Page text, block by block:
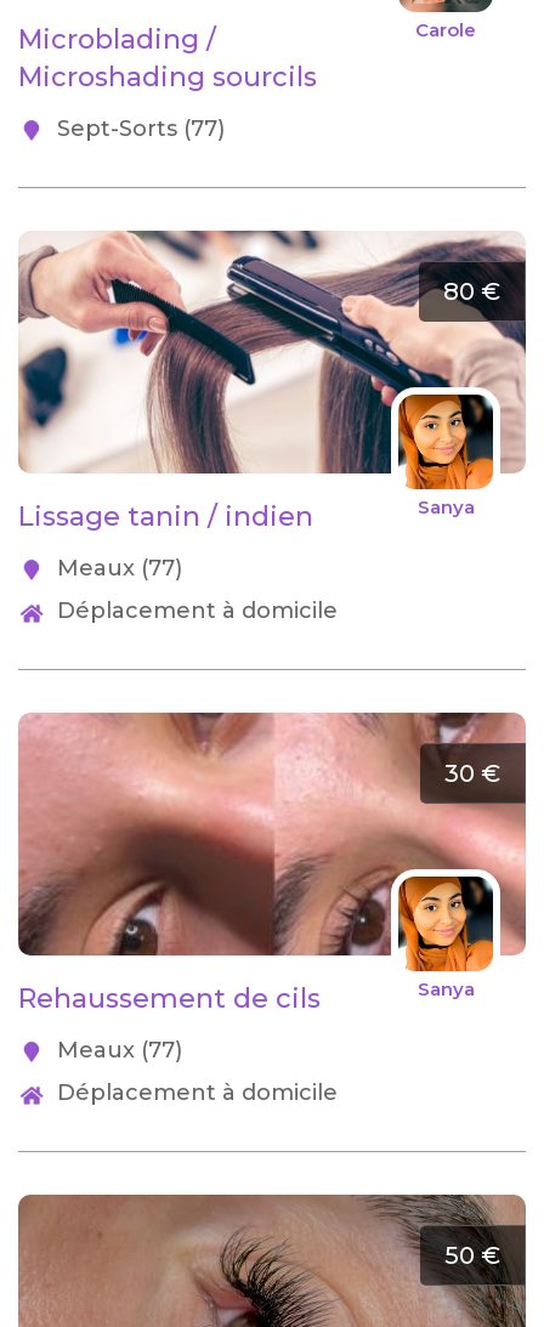
Carole
Microblading /
Microshading sourcils
Sept-Sorts (77)
80 €
Sanya
Lissage tanin / indien
Meaux (77)
Déplacement à domicile
30 €
Sanya
Rehaussement de cils
Meaux (77)
Déplacement à domicile
50 €